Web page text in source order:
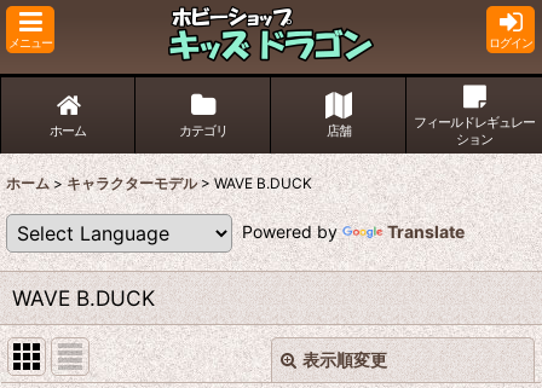
メニュー ログイン
ホーム カテゴリ 店舗
フィールドレギュレー
ション
ホーム > キャラクターモデル > WAVE B.DUCK
Powered by Translate
WAVE B.DUCK
表示順変更 閉じる